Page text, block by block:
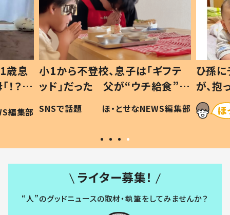
歳息
？」
編集部
小1から不登校、息子は「ギフテ
ッド」だった 父が“ウチ給食”を
作り続ける理由とは #令和の親
#令和の子
SNSで話題 ほ・とせなNEWS編集部
ひ孫
が、
「涙が
い」
ライター募集！
“人”のグッドニュースの取材・執筆をしてみませんか？